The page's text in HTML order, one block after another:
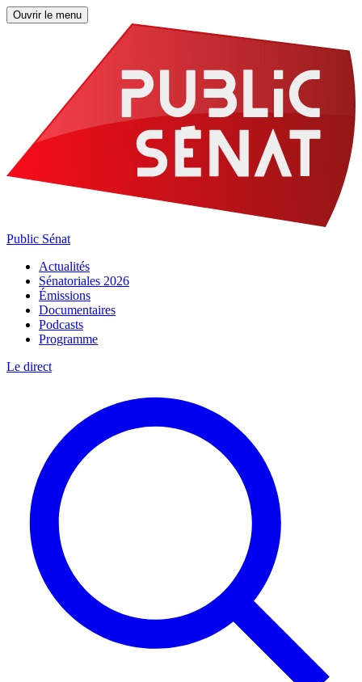
Ouvrir le menu
Public Sénat
Actualités
Sénatoriales 2026
Émissions
Documentaires
Podcasts
Programme
Le direct